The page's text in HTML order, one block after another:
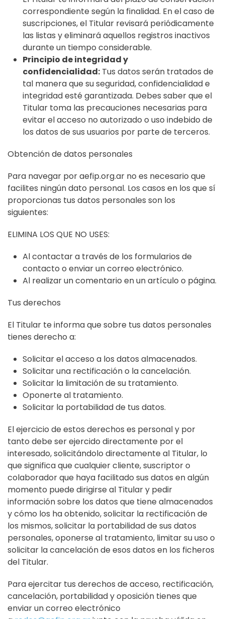
correspondiente según la finalidad. En el caso de
suscripciones, el Titular revisará periódicamente
las listas y eliminará aquellos registros inactivos
durante un tiempo considerable.
Principio de integridad y
confidencialidad: Tus datos serán tratados de
tal manera que su seguridad, confidencialidad e
integridad esté garantizada. Debes saber que el
Titular toma las precauciones necesarias para
evitar el acceso no autorizado o uso indebido de
los datos de sus usuarios por parte de terceros.
Obtención de datos personales
Para navegar por aefip.org.ar no es necesario que
facilites ningún dato personal. Los casos en los que sí
proporcionas tus datos personales son los
siguientes:
ELIMINA LOS QUE NO USES:
Al contactar a través de los formularios de
contacto o enviar un correo electrónico.
Al realizar un comentario en un artículo o página.
Tus derechos
El Titular te informa que sobre tus datos personales
tienes derecho a:
Solicitar el acceso a los datos almacenados.
Solicitar una rectificación o la cancelación.
Solicitar la limitación de su tratamiento.
Oponerte al tratamiento.
Solicitar la portabilidad de tus datos.
El ejercicio de estos derechos es personal y por
tanto debe ser ejercido directamente por el
interesado, solicitándolo directamente al Titular, lo
que significa que cualquier cliente, suscriptor o
colaborador que haya facilitado sus datos en algún
momento puede dirigirse al Titular y pedir
información sobre los datos que tiene almacenados
y cómo los ha obtenido, solicitar la rectificación de
los mismos, solicitar la portabilidad de sus datos
personales, oponerse al tratamiento, limitar su uso o
solicitar la cancelación de esos datos en los ficheros
del Titular.
Para ejercitar tus derechos de acceso, rectificación,
cancelación, portabilidad y oposición tienes que
enviar un correo electrónico